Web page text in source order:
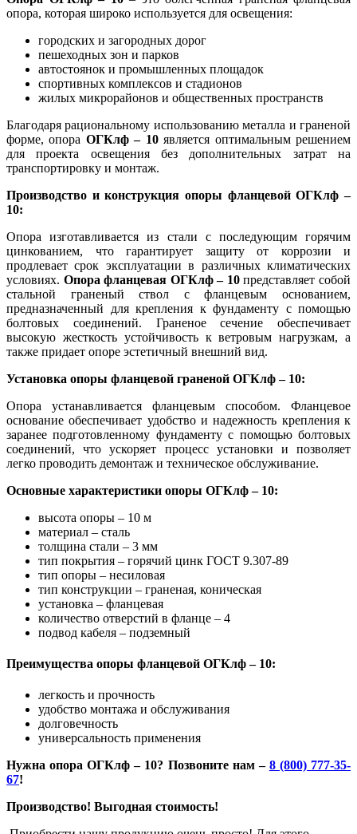
опора, которая широко используется для освещения:
городских и загородных дорог
пешеходных зон и парков
автостоянок и промышленных площадок
спортивных комплексов и стадионов
жилых микрорайонов и общественных пространств
Благодаря рациональному использованию металла и граненой
форме, опора ОГКлф – 10является оптимальным решением
для проекта освещения без дополнительных затрат на
транспортировку и монтаж.
Производство и конструкция опоры фланцевой ОГКлф –
10:
Опора изготавливается из стали с последующим горячим
цинкованием, что гарантирует защиту от коррозии и
продлевает срок эксплуатации в различных климатических
условиях. Опора фланцевая ОГКлф – 10представляет собой
стальной граненый ствол с фланцевым основанием,
предназначенный для крепления к фундаменту с помощью
болтовых соединений. Граненое сечение обеспечивает
высокую жесткость устойчивость к ветровым нагрузкам, а
также придает опоре эстетичный внешний вид.
Установка опоры фланцевой граненой ОГКлф – 10:
Опора устанавливается фланцевым способом. Фланцевое
основание обеспечивает удобство и надежность крепления к
заранее подготовленному фундаменту с помощью болтовых
соединений, что ускоряет процесс установки и позволяет
легко проводить демонтаж и техническое обслуживание.
Основные характеристики опоры ОГКлф – 10:
высота опоры – 10 м
материал – сталь
толщина стали – 3 мм
тип покрытия – горячий цинк ГОСТ 9.307-89
тип опоры – несиловая
тип конструкции – граненая, коническая
установка – фланцевая
количество отверстий в фланце – 4
подвод кабеля – подземный
Преимущества опоры фланцевой ОГКлф – 10:
легкость и прочность
удобство монтажа и обслуживания
долговечность
универсальность применения
Нужна опора ОГКлф – 10? Позвоните нам – 8 (800) 777-35-
67!
Производство! Выгодная стоимость!